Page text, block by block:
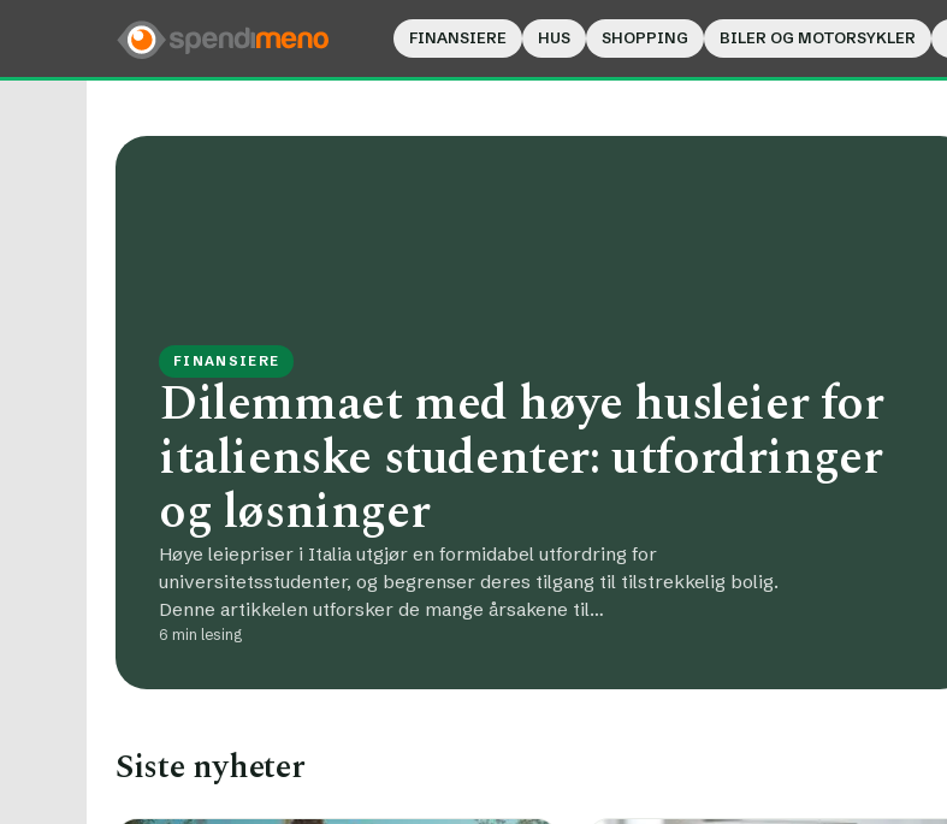
FINANSIERE HUS SHOPPING BILER OG MOTORSYKLER
FINANSIERE
Dilemmaet med høye husleier for
italienske studenter: utfordringer
og løsninger
Høye leiepriser i Italia utgjør en formidabel utfordring for
universitetsstudenter, og begrenser deres tilgang til tilstrekkelig bolig.
Denne artikkelen utforsker de mange årsakene til…
6 min lesing
Siste nyheter